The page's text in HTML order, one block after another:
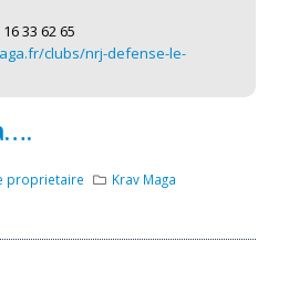
33 62 65
clubs/nrj-defense-le-
proprietaire Krav Maga